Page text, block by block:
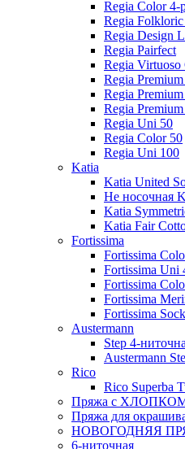
Regia Color 4-
Regia
Regia Design
Regia Pairfect
Regia
Regia
Regia
Regia
Regia Uni 50
Regia Color 50
Regia Uni 100
Katia
Katia United
Не носочная
Katia
Katia Fair
Fortissima
Fortissima
Fortissima Uni
Fortissima
Fortissima
Fortissima
Austermann
Step 4-
Austermann
Rico
Rico Superba
Пряжа с ХЛОПКОМ
Пряжа для
НОВОГОДНЯЯ
6-ниточная